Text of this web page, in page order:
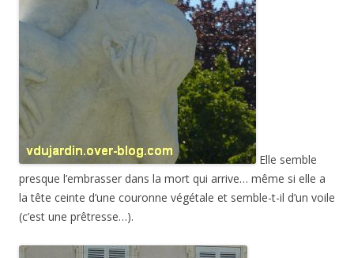
Elle semble
presque l’embrasser dans la mort qui arrive… même si elle a
la tête ceinte d’une couronne végétale et semble-t-il d’un voile
(c’est une prêtresse…).